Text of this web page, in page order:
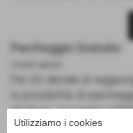
Parcheggio Gratuito
Per chi decide di
la possibilità di
struttura, in quanto il
residenziale senza
Utilizziamo i cookies